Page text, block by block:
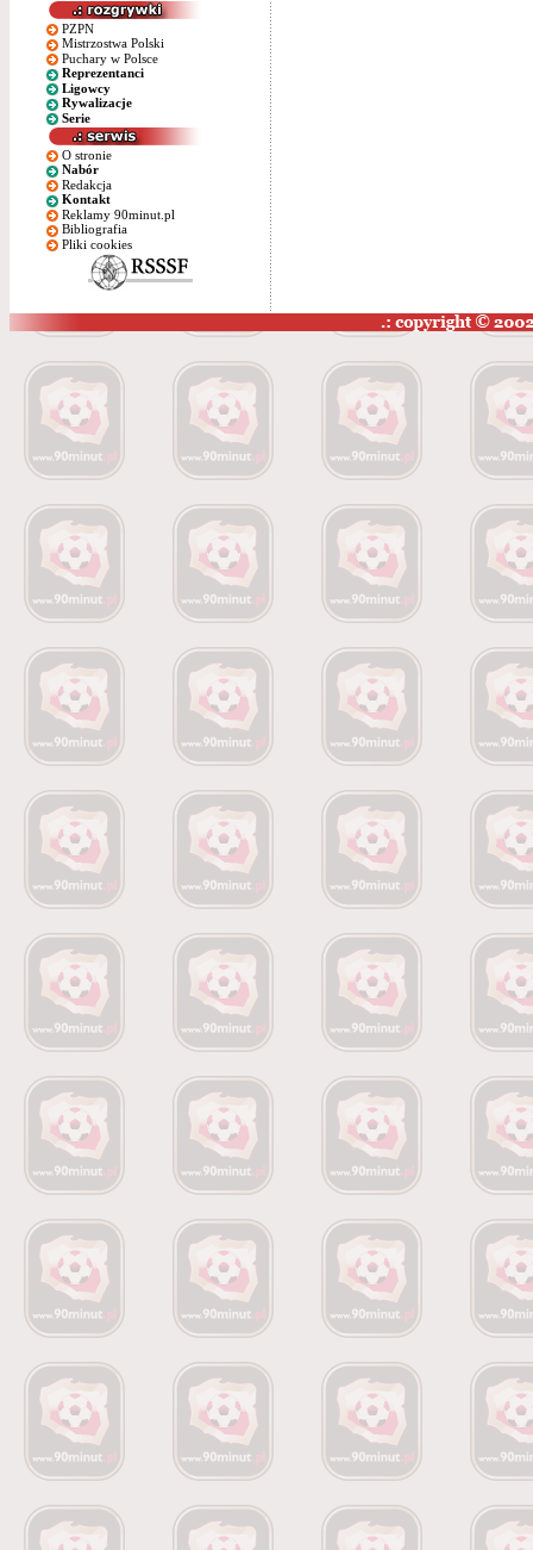
PZPN
Mistrzostwa Polski
Puchary w Polsce
Reprezentanci
Ligowcy
Rywalizacje
Serie
O stronie
Nabór
Redakcja
Kontakt
Reklamy 90minut.pl
Bibliografia
Pliki cookies